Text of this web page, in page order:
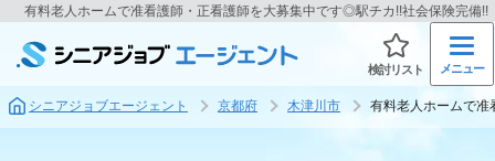
有料老人ホームで准看護師・正看護師を大募集中です◎駅チカ!!社会保険完備!!
検討リスト メニュー
シニアジョブエージェント 京都府 木津川市 有料老人ホームで